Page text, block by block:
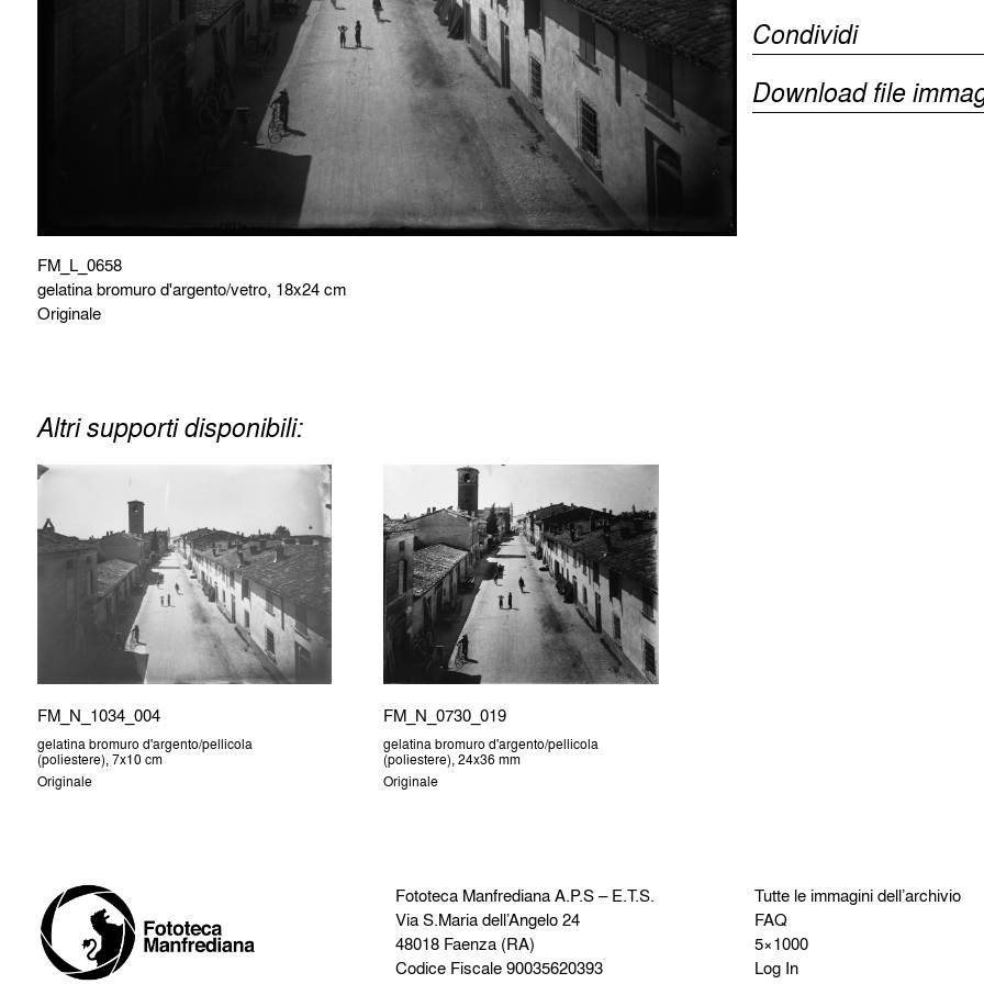
FM_L_0658
gelatina bromuro d'argento/vetro, 18x24 cm
Originale
Condividi
Download file
Altri supporti disponibili:
FM_N_1034_004
gelatina bromuro d'argento/pellicola
(poliestere), 7x10 cm
Originale
FM_N_0730_019
gelatina bromuro d'argento/pellicola
(poliestere), 24x36 mm
Originale
Fototeca ManfredianaA.P.S – E.T.S.
Via S.Maria dell’Angelo 24
48018 Faenza (RA)
Codice Fiscale 90035620393
Tutte le immagini dell’archivio
FAQ
5×1000
Log In